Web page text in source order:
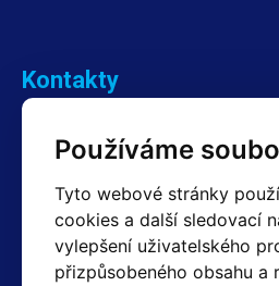
Používáme
Tyto webové stránky
cookies a další sledovací
vylepšení uživatelského
přizpůsobeného obsahu a
Kontakty
+420 603 357 606 +420 605
Fakturační a expediční oddělení
+420 605 259 759 (Po–Pá: 7:30 – 15:00)
Technické oddělení